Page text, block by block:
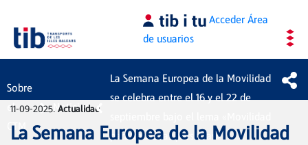
Saltar al contenido principal AccederÁrea
de usuarios
Sobre
el
CTM
Noticias
La Semana Europea de la Movilidad
se celebra entre el 16 y el 22 de
para todas las personas»
11-09-2025. Actualidad
La Semana Europea de la Movilidad